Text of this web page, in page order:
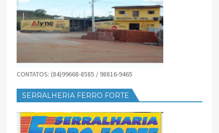
CONTATOS: (84)99668-8585 / 98816-9465
SERRALHERIA FERRO FORTE